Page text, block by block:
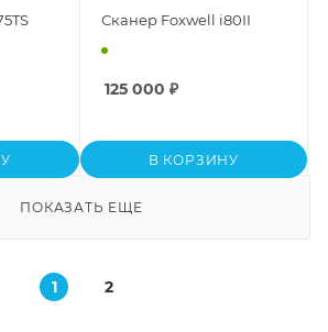
Сканер Foxwell i80II
125 000 ₽
В КОРЗИНУ
ПОКАЗАТЬ ЕЩЕ
1 2